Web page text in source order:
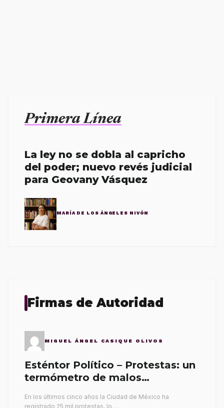
Primera Línea
La ley no se dobla al capricho
del poder; nuevo revés judicial
para Geovany Vásquez
MARÍA DE LOS ÁNGELES NIVÓN
Firmas de Autoridad
MIGUEL ÁNGEL CASIQUE OLIVOS
Esténtor Político – Protestas: un
termómetro de malos
En los últimos cinco años la Ciudad de México ha
registrado 25 mil protestas, lo…